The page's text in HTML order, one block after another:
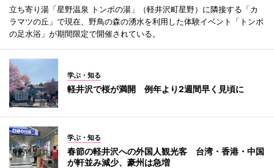
立ち寄り湯「星野温泉 トンボの湯」（軽井沢町星野）に隣接する「カ
ラマツの丘」で現在、野鳥の森の湧水を利用した体験イベント「トンボ
の足水浴」が期間限定で開催されている。
学ぶ・知る
軽井沢で桜が満開 例年より2週間早く見頃に
学ぶ・知る
春節の軽井沢への外国人観光客 台湾・香港・中国
が軒並み減少、豪州は急増